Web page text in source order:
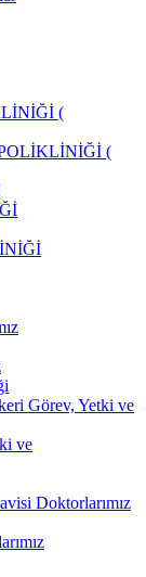
(
(
Görev, Yetki ve
ve
Doktorlarımız